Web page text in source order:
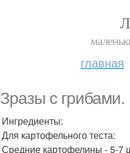
главная
Зразы с грибами.
Ингредиенты:
Для картофельного теста:
Средние картофелины - 5-7